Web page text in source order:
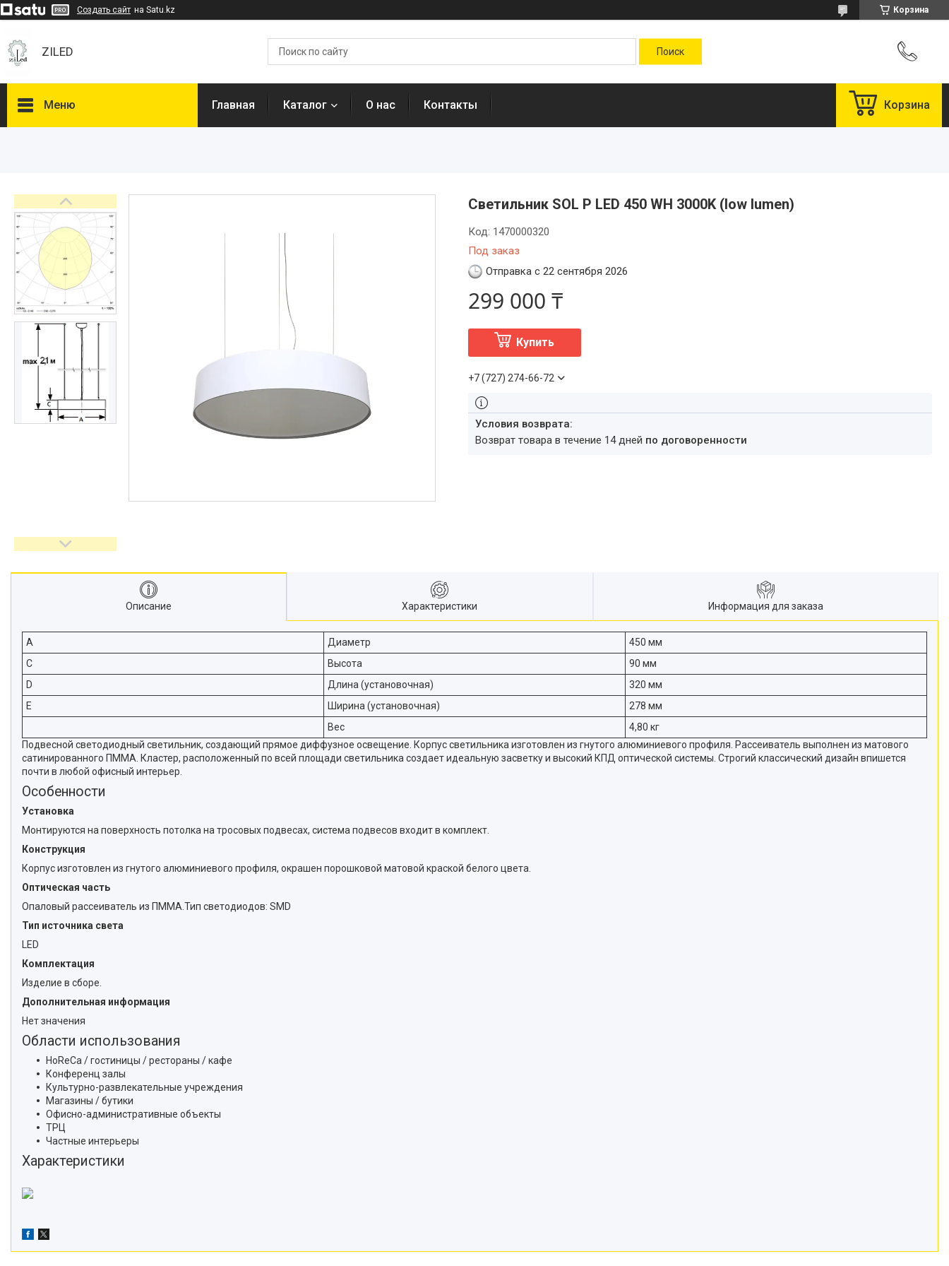
Создать сайт на Satu.kz Корзина
ZILED
Меню
ФАРЛАЙТ
АСТЗ
NLCO
INNOLUX
О нас
Отзывы
Главная Каталог О нас Контакты Корзина
Светильник SOL P LED 450 WH 3000K (low lumen)
Под заказ
Код: 1470000320
Отправка с 22 сентября 2026
299 000 ₸
Купить
+7 (727) 274-66-72
возврат товара в течение 14 дней по договоренности
Описание Характеристики Информация для заказа
A Диаметр
450 мм
C
Высота
90 мм
D
Длина (установочная)
320 мм
E
Ширина (установочная)
278 мм
Вес
4,80 кг
Подвесной светодиодный светильник, создающий прямое диффузное освещение. Корпус светильника изготовлен из гнутого алюминиевого профиля. Рассеиватель выполнен из матового
сатинированного ПММА. Кластер, расположенный по всей площади светильника создает идеальную засветку и высокий КПД оптической системы. Строгий классический дизайн впишется
почти в любой офисный интерьер.
Особенности
Установка
Монтируются на поверхность потолка на тросовых подвесах, система подвесов входит в комплект.
Конструкция
Корпус изготовлен из гнутого алюминиевого профиля, окрашен порошковой матовой краской белого цвета.
Оптическая часть
Опаловый рассеиватель из ПММА.Тип светодиодов: SMD
Тип источника света
LED
Комплектация
Изделие в сборе.
Дополнительная информация
Нет значения
Области использования
HoReCa / гостиницы / рестораны / кафе
Конференц залы
Культурно-развлекательные учреждения
Магазины / бутики
Офисно-административные объекты
ТРЦ
Частные интерьеры
Характеристики